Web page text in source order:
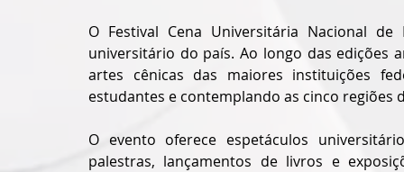
O Festival Cena Universitária Nacional
universitário do país. Ao longo das edições
artes cênicas das maiores instituições
estudantes e contemplando as cinco regiões
O evento oferece espetáculos
palestras, lançamentos de livros e